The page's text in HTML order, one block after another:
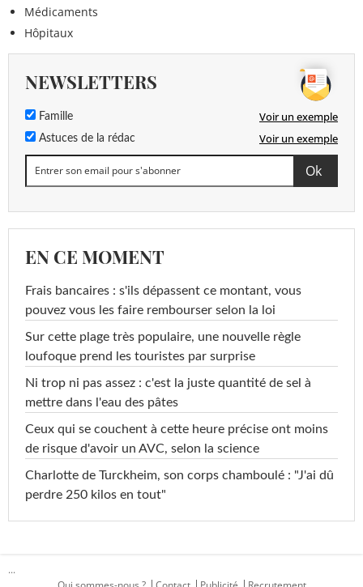
Médicaments
Hôpitaux
NEWSLETTERS
Famille Voir un exemple
Astuces de la rédac Voir un exemple
EN CE MOMENT
Frais bancaires : s'ils dépassent ce montant, vous
pouvez vous les faire rembourser selon la loi
Sur cette plage très populaire, une nouvelle règle
loufoque prend les touristes par surprise
Ni trop ni pas assez : c'est la juste quantité de sel à
mettre dans l'eau des pâtes
Ceux qui se couchent à cette heure précise ont moins
de risque d'avoir un AVC, selon la science
Charlotte de Turckheim, son corps chamboulé : "J'ai dû
perdre 250 kilos en tout"
...